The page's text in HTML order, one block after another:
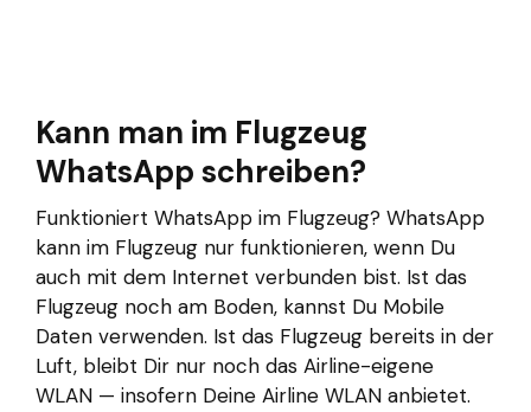
Kann man im Flugzeug
WhatsApp schreiben?
Funktioniert WhatsApp im Flugzeug? WhatsApp
kann im Flugzeug nur funktionieren, wenn Du
auch mit dem Internet verbunden bist. Ist das
Flugzeug noch am Boden, kannst Du Mobile
Daten verwenden. Ist das Flugzeug bereits in der
Luft, bleibt Dir nur noch das Airline-eigene
WLAN — insofern Deine Airline WLAN anbietet.